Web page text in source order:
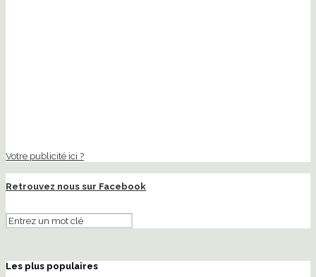
Votre publicité ici ?
Retrouvez nous sur Facebook
Les plus populaires